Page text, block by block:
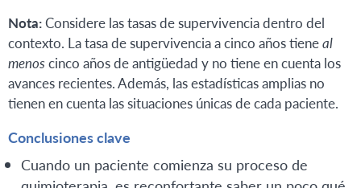
Nota:Considere las tasas de supervivencia dentro del
contexto. La tasa de supervivencia a cinco años tieneal
menos cinco años de antigüedad y no tiene en cuenta los
avances recientes. Además, las estadísticas amplias no
tienen en cuenta las situaciones únicas de cada paciente.
Conclusiones clave
Cuando un paciente comienza su proceso de